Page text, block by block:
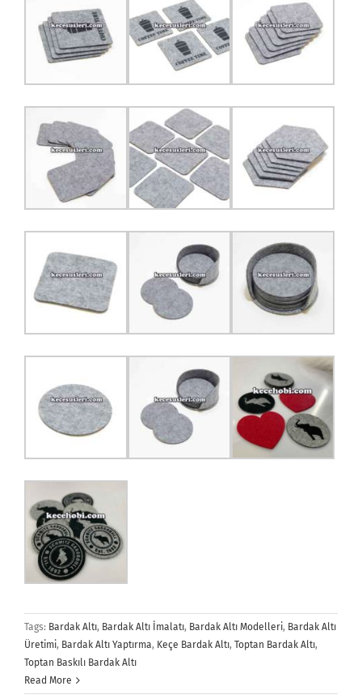
Tags: Bardak Altı, Bardak Altı İmalatı, Bardak Altı Modelleri, Bardak Altı
Üretimi, Bardak Altı Yaptırma, Keçe Bardak Altı, Toptan Bardak Altı,
Toptan Baskılı Bardak Altı
Read More